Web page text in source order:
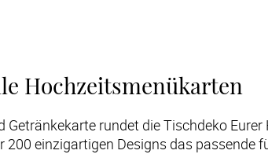
Hochzeitsmenükarten
Getränkekarte rundet die Tischdeko
200 einzigartigen Designs das passende